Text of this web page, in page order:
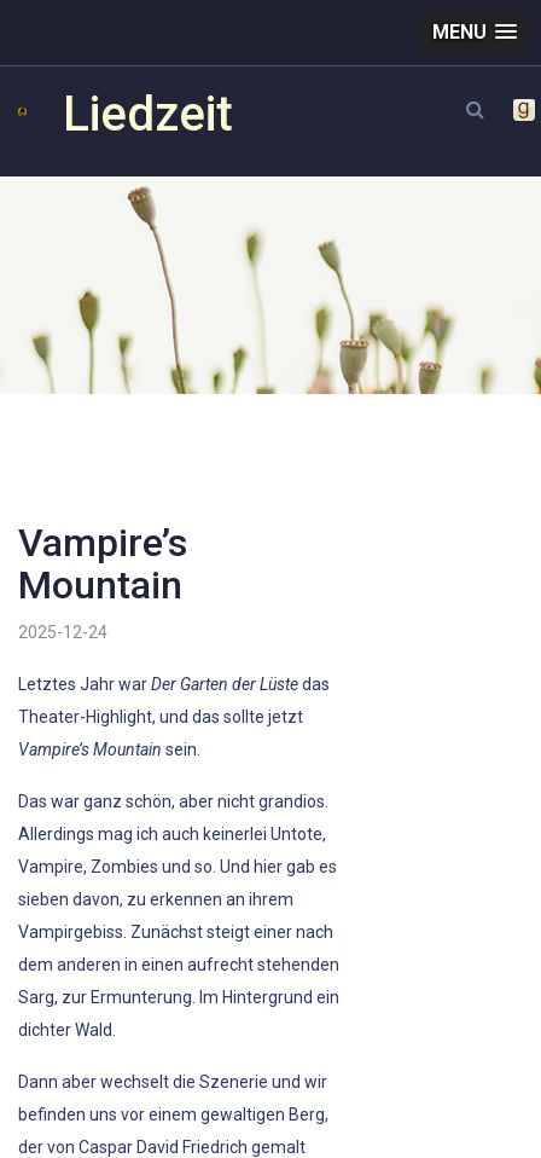
MENU
Liedzeit
Vampire’s
Mountain
2025-12-24
Letztes Jahr warDer Garten der Lüstedas
Theater-Highlight, und das sollte jetzt
Vampire’s Mountain sein.
Das war ganz schön, aber nicht grandios.
Allerdings mag ich auch keinerlei Untote,
Vampire, Zombies und so. Und hier gab es
sieben davon, zu erkennen an ihrem
Vampirgebiss. Zunächst steigt einer nach
dem anderen in einen aufrecht stehenden
Sarg, zur Ermunterung. Im Hintergrund ein
dichter Wald.
Dann aber wechselt die Szenerie und wir
befinden uns vor einem gewaltigen Berg,
der von Caspar David Friedrich gemalt